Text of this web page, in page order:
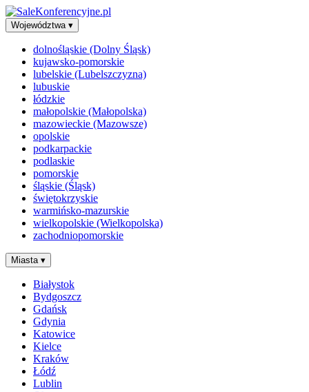
Województwa ▾
dolnośląskie (Dolny Śląsk)
kujawsko-pomorskie
lubelskie (Lubelszczyzna)
lubuskie
łódzkie
małopolskie (Małopolska)
mazowieckie (Mazowsze)
opolskie
podkarpackie
podlaskie
pomorskie
śląskie (Śląsk)
świętokrzyskie
warmińsko-mazurskie
wielkopolskie (Wielkopolska)
zachodniopomorskie
Miasta ▾
Białystok
Bydgoszcz
Gdańsk
Gdynia
Katowice
Kielce
Kraków
Łódź
Lublin